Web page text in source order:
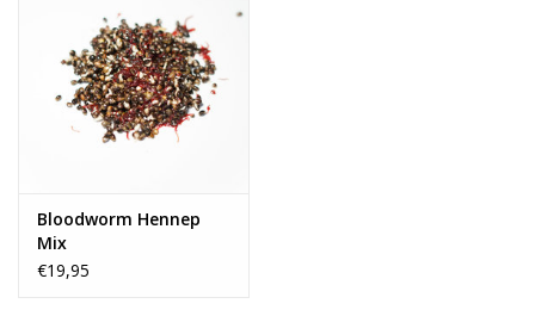
Cadeaubon
Summer Deals
Bloodworm Hennep
Mix
€19,95